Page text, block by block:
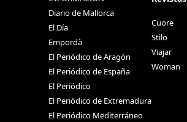
Diario de Mallorca
El Día
Empordà
El Periódico de Aragón
El Periódico de España
El Periódico
El Periódico de Extremadura
El Periódico Mediterráneo
Cuore
Stilo
Viajar
Woman